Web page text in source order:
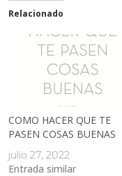
Relacionado
COMO HACER QUE TE
PASEN COSAS BUENAS
julio 27, 2022
Entrada similar